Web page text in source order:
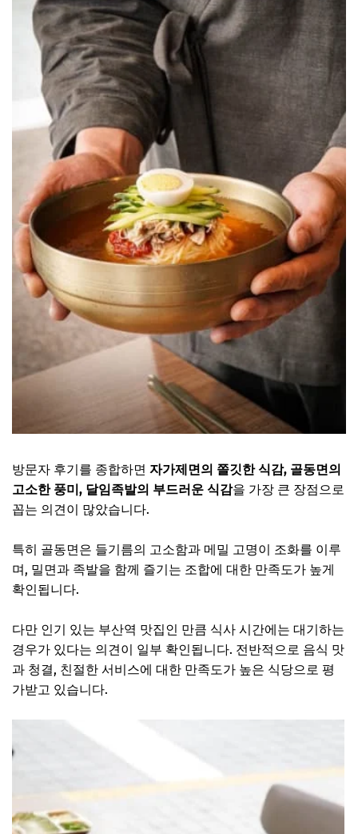
방문자 후기를 종합하면 자가제면의 쫄깃한 식감, 골동면의
고소한 풍미, 달임족발의 부드러운 식감을 가장 큰 장점으로
꼽는 의견이 많았습니다.
특히 골동면은 들기름의 고소함과 메밀 고명이 조화를 이루
며, 밀면과 족발을 함께 즐기는 조합에 대한 만족도가 높게
확인됩니다.
다만 인기 있는 부산역 맛집인 만큼 식사 시간에는 대기하는
경우가 있다는 의견이 일부 확인됩니다. 전반적으로 음식 맛
과 청결, 친절한 서비스에 대한 만족도가 높은 식당으로 평
가받고 있습니다.